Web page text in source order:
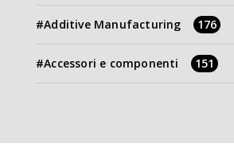
Additive Manufacturing 176
Accessori e componenti 151